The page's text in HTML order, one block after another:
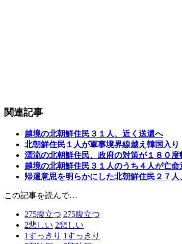
関連記事
越境の北朝鮮住民３１人、近く送還へ
北朝鮮住民１人が軍事境界線越え韓国入り
漂流の北朝鮮住民、政府の対策が１８０度
越境の北朝鮮住民３１人のうち４人が亡命
帰還意思を明らかにした北朝鮮住民２７
この記事を読んで…
275腹立つ 275腹立つ
2悲しい 2悲しい
1すっきり 1すっきり